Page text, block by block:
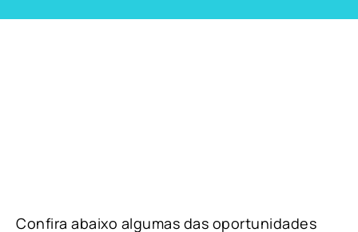
Confira abaixo algumas das oportunidades